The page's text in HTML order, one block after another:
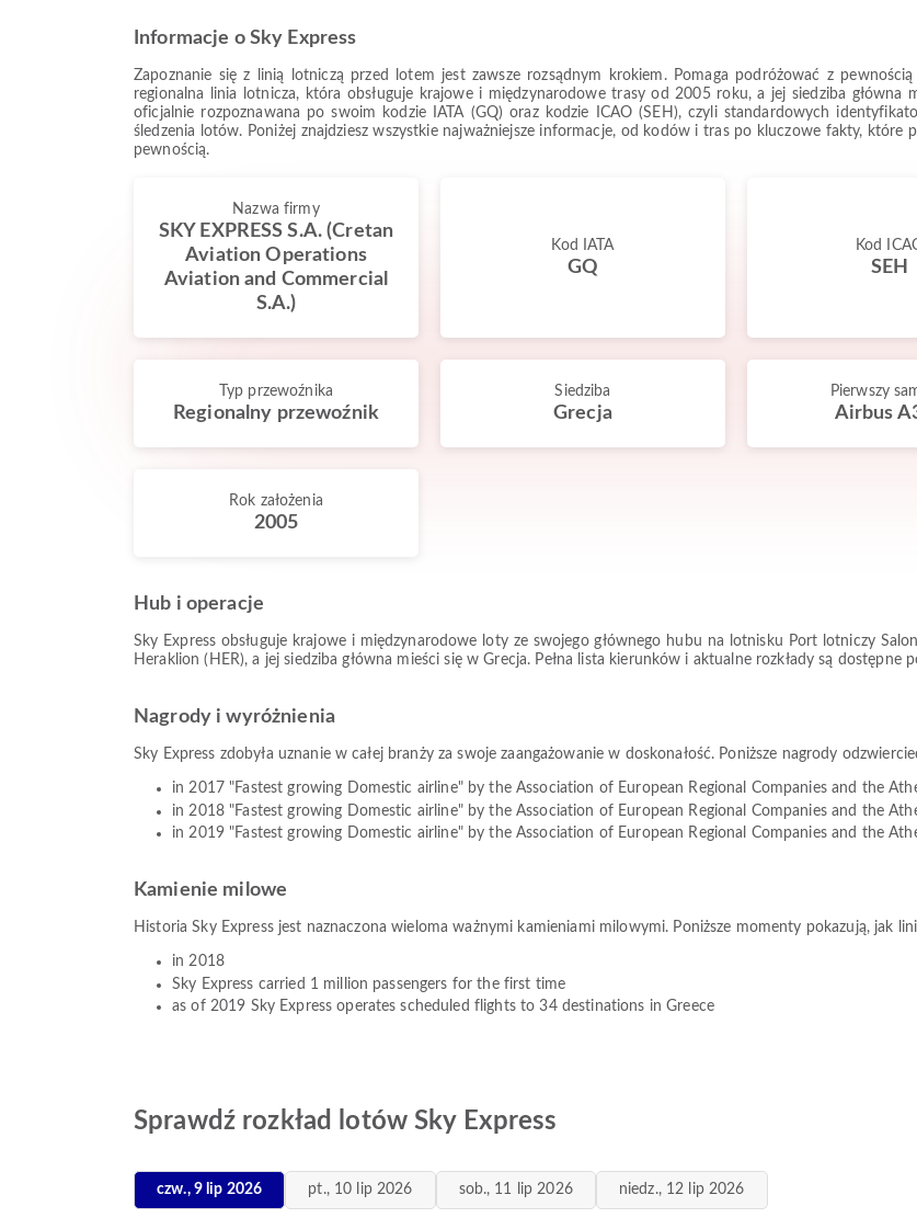
Informacje o Sky Express
Zapoznanie się z linią lotniczą przed lotem jest zawsze rozsądnym krokiem. Pomaga podróżować z
regionalna linia lotnicza, która obsługuje krajowe i międzynarodowe trasy od 2005 roku, a jej siedziba główna
oficjalnie rozpoznawana po swoim kodzie IATA (GQ) oraz kodzie ICAO (SEH), czyli standardowych
śledzenia lotów. Poniżej znajdziesz wszystkie najważniejsze informacje, od kodów i tras po kluczowe fakty, które
pewnością.
Nazwa firmy
SKY EXPRESS S.A. (Cretan
Aviation Operations
Aviation and Commercial
S.A.)
Kod IATA
GQ
Kod
SEH
Typ przewoźnika
Regionalny przewoźnik
Siedziba
Grecja
Pierwszy
Airbus
Rok założenia
2005
Hub i operacje
Sky Express obsługuje krajowe i międzynarodowe loty ze swojego głównego hubu na lotnisku Port lotniczy
Heraklion (HER), a jej siedziba główna mieści się w Grecja. Pełna lista kierunków i aktualne rozkłady są dostępne
Nagrody i wyróżnienia
Sky Express zdobyła uznanie w całej branży za swoje zaangażowanie w doskonałość. Poniższe nagrody
in 2017 "Fastest growing Domestic airline" by the Association of European Regional Companies and the
in 2018 "Fastest growing Domestic airline" by the Association of European Regional Companies and the
in 2019 "Fastest growing Domestic airline" by the Association of European Regional Companies and the
Kamienie milowe
Historia Sky Express jest naznaczona wieloma ważnymi kamieniami milowymi. Poniższe momenty pokazują, jak
in 2018
Sky Express carried 1 million passengers for the first time
as of 2019 Sky Express operates scheduled flights to 34 destinations in Greece
Sprawdź rozkład lotów Sky Express
czw., 9 lip 2026 pt., 10 lip 2026 sob., 11 lip 2026 niedz., 12 lip 2026